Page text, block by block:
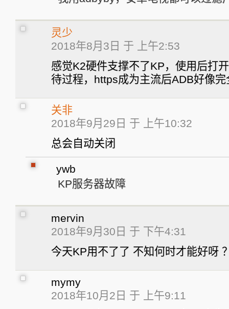
灵少
2018年8月3日 于 上午2:53
感觉K2硬件支撑不了KP，使用后打
待过程，https成为主流后ADB好像
关非
2018年9月29日 于 上午10:32
总会自动关闭
ywb
KP服务器故障
mervin
2018年9月30日 于 下午4:31
今天KP用不了了 不知何时才能好呀
mymy
2018年10月2日 于 上午9:11